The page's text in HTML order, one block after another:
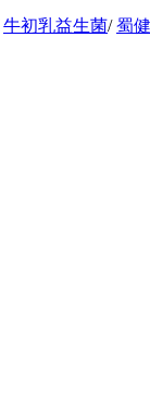
牛初乳益生菌/ 蜀